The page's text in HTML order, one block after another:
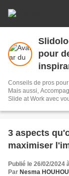
pour
Conseils de pros
Mais aussi,
Slide at Work avec
(Construction-Structuration-
3 aspects
maximiser
Publié le 26/02/2024
Par Nesma